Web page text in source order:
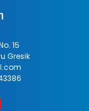
15
Gresik